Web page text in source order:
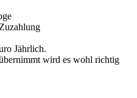
Jährlich.
wird es wohl richtig